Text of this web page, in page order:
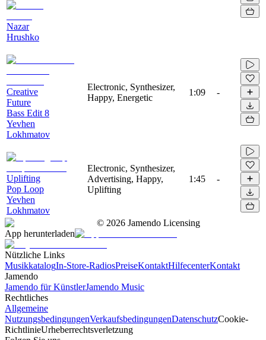
Nazar
Hrushko
Creative
Future
Bass Edit 8
Yevhen
Lokhmatov
Electronic, Synthesizer,
Happy, Energetic
1:09 -
Uplifting
Pop Loop
Yevhen
Lokhmatov
Electronic, Synthesizer,
Advertising, Happy,
Uplifting
1:45 -
© 2026 Jamendo Licensing
App herunterladen
Nützliche Links
MusikkatalogIn-Store-RadiosPreiseKontaktHilfecenterKontakt
Jamendo
Jamendo für KünstlerJamendo Music
Rechtliches
Allgemeine
NutzungsbedingungenVerkaufsbedingungenDatenschutzCookie-
RichtlinieUrheberrechtsverletzung